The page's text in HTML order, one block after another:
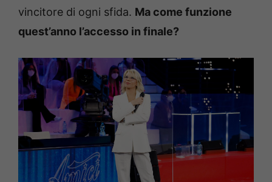
vincitore di ogni sfida. Ma come funzione
quest’anno l’accesso in finale?